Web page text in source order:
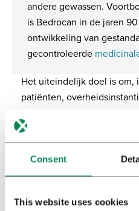
Consent
This website uses cookies
andere gewassen.
is Bedrocan in de jaren
ontwikkeling van
gecontroleerde
Het uiteindelijk doel is om,
patiënten,
krijgen. Goed
kennis en
daarbij cruciaal. Om dit